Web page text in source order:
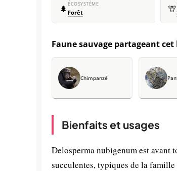
🌲 ÉCOSYSTÈME
Forêt 🦒
Faune sauvage partageant
Chimpanzé
Bienfaits et usages
Delosperma nubigenum est avant
succulentes, typiques de la